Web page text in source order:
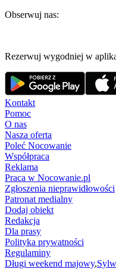
Obserwuj nas:
Rezerwuj wygodniej w
Kontakt
Pomoc
O nas
Nasza oferta
Poleć Nocowanie
Współpraca
Reklama
Praca w Nocowanie.pl
Zgłoszenia nieprawidłowości
Patronat medialny
Dodaj obiekt
Redakcja
Dla prasy
Polityka prywatności
Regulaminy
Długi weekend majowy,